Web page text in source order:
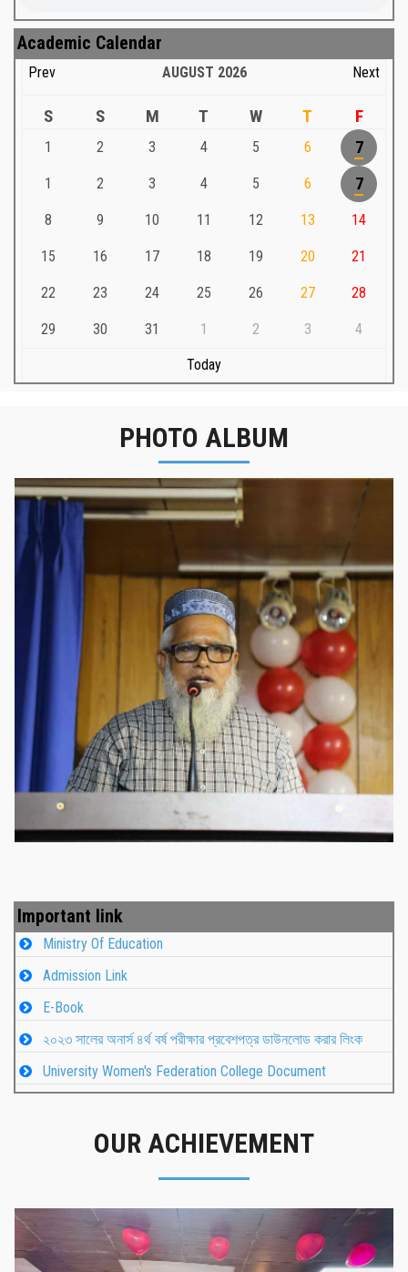
Academic Calendar
Prev AUGUST 2026 Next
S S M T W T F
1 2 3 4 5 6 7
1 2 3 4 5 6 7
8 9 10 11 12 13 14
15 16 17 18 19 20 21
22 23 24 25 26 27 28
29 30 31 1 2 3 4
Today
PHOTO ALBUM
নবীনবরণ - ২০২৫
Important link
Ministry Of Education
Admission Link
E-Book
২০২৩ সালের অনার্স ৪র্থ বর্ষ পরীক্ষার প্রবেশপত্র ডাউনলোড করার লিংক
University Women's Federation College Document
OUR ACHIEVEMENT